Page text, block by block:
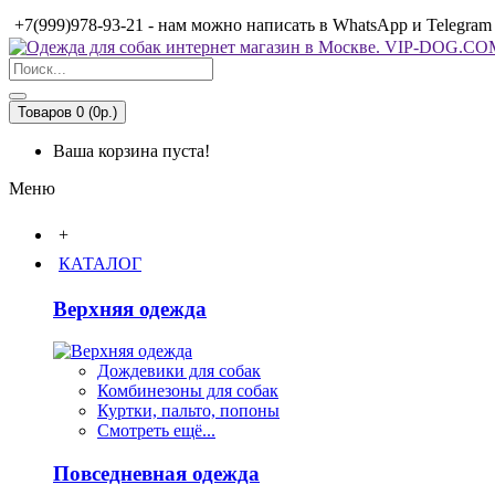
+7(999)978-93-21 - нам можно написать в WhatsApp и Telegram
Товаров 0 (0р.)
Ваша корзина пуста!
Меню
+
КАТАЛОГ
Верхняя одежда
Дождевики для собак
Комбинезоны для собак
Куртки, пальто, попоны
Смотреть ещё...
Повседневная одежда